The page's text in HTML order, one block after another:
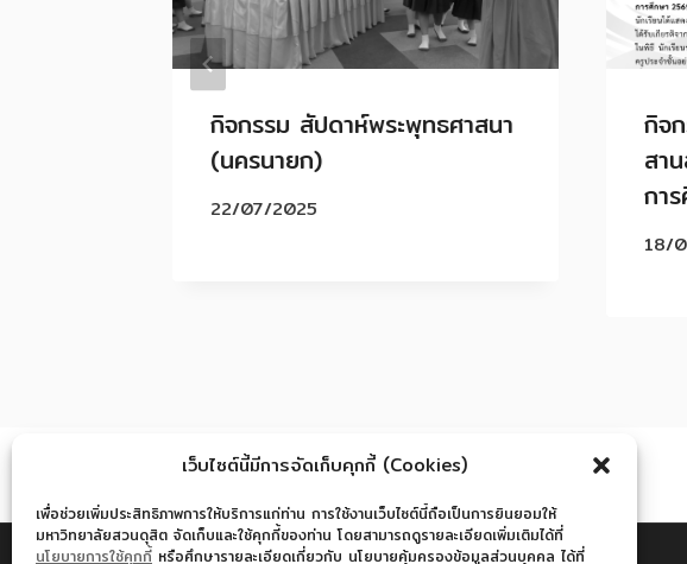
เว็บไซต์นี้มีการจัดเก็บคุกกี้ (Cookies)
เพื่อช่วยเพิ่มประสิทธิภาพการให้บริการแก่ท่าน การใช้งานเว็บไซต์นี้ถือเป็นการยินยอมให้
มหาวิทยาลัยสวนดุสิต จัดเก็บและใช้คุกกี้ของท่าน โดยสามารถดูรายละเอียดเพิ่มเติมได้ที่
นโยบายการใช้คุกกี้ หรือศึกษารายละเอียดเกี่ยวกับ นโยบายคุ้มครองข้อมูลส่วนบุคคล ได้ที่
กิจกรรม สัปดาห์พระพุทธศาสนา
(นครนายก)
22/07/2025
กิจ
สา
กา
18/